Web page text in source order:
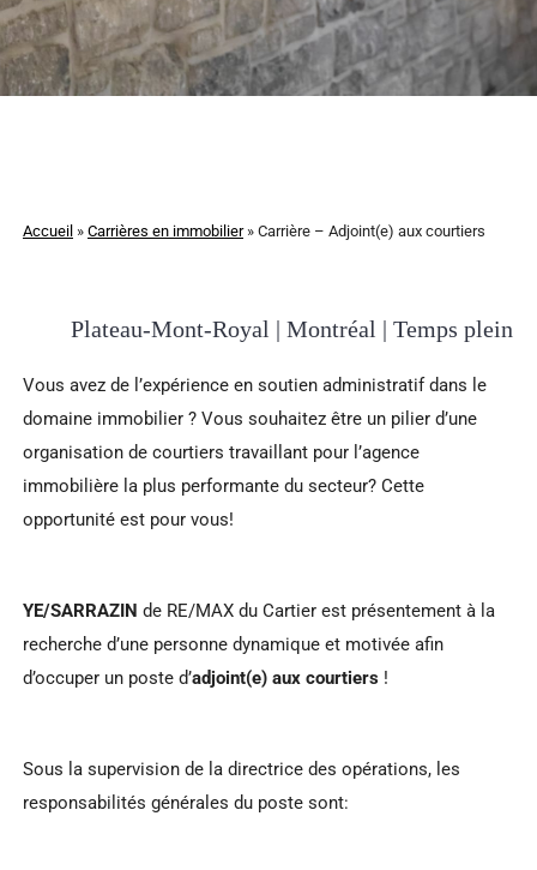
Accueil » Carrières en immobilier» Carrière – Adjoint(e) aux courtiers
Plateau-Mont-Royal | Montréal | Temps plein
Vous avez de l’expérience en soutien administratif dans le
domaine immobilier ? Vous souhaitez être un pilier d’une
organisation de courtiers travaillant pour l’agence
immobilière la plus performante du secteur? Cette
opportunité est pour vous!
YE/SARRAZIN de RE/MAX du Cartier est présentement à la
recherche d’une personne dynamique et motivée afin
d’occuper un poste d’adjoint(e) aux courtiers !
Sous la supervision de la directrice des opérations, les
responsabilités générales du poste sont: